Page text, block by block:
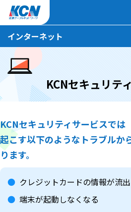
KCNセキュリテ
インターネット
KCNセキュリティサービスでは
起こす以下のようなトラブルか
ります。
クレジットカードの情報が流出
端末が起動しなくなる